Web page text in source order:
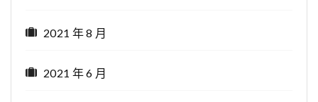
2021 年 8 月
2021 年 6 月